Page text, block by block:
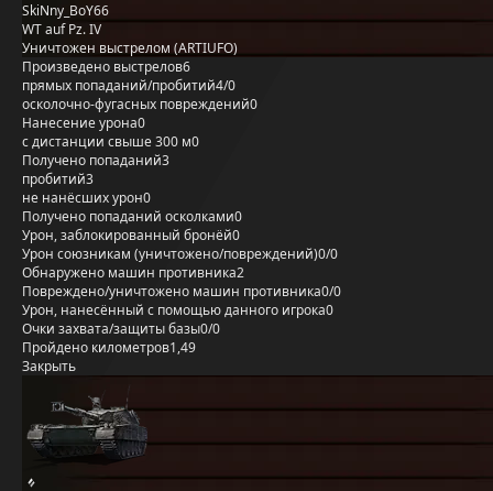
SkiNny_BoY66
WT auf Pz. IV
Уничтожен выстрелом (ARTIUFO)
Произведено выстрелов6
прямых попаданий/пробитий4/0
осколочно-фугасных повреждений0
Нанесение урона0
с дистанции свыше 300 м0
Получено попаданий3
пробитий3
не нанёсших урон0
Получено попаданий осколками0
Урон, заблокированный бронёй0
Урон союзникам (уничтожено/повреждений)0/0
Обнаружено машин противника2
Повреждено/уничтожено машин противника0/0
Урон, нанесённый с помощью данного игрока0
Очки захвата/защиты базы0/0
Пройдено километров1,49
Закрыть